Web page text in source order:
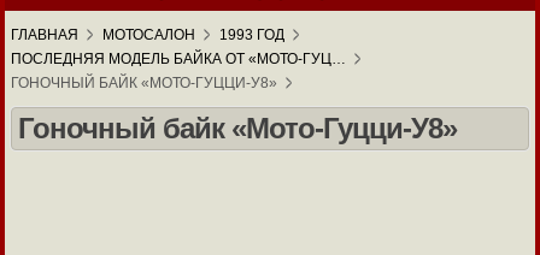
ГЛАВНАЯ МОТОСАЛОН
1993 ГОД
ПОСЛЕДНЯЯ МОДЕЛЬ БАЙКА ОТ «МОТО-ГУЦ…
ГОНОЧНЫЙ БАЙК «МОТО-ГУЦЦИ-У8»
Гоночный байк «Мото-Гуцци-У8»